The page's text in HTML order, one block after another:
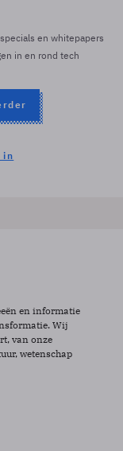
en whitepapers
in en rond tech
in
en informatie
Wij
van onze
wetenschap